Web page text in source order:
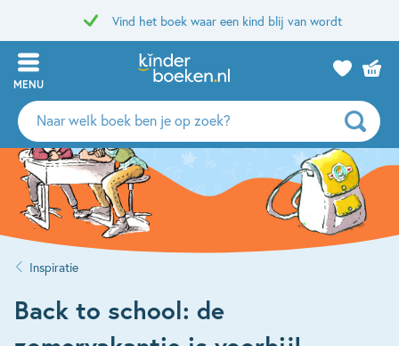
Vind het boek waar een kind blij van wordt
MENU
Zoeken
naar
boeken,
auteurs
en
uitgevers
Inspiratie
Back to school: de